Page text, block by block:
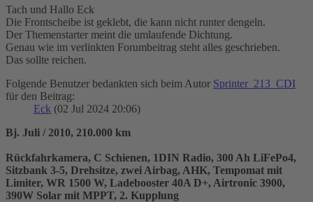
Tach und Hallo Eck
Die Frontscheibe ist geklebt, die kann nicht runter dengeln.
Der Themenstarter meint die umlaufende Dichtung.
Genau wie im verlinkten Forumbeitrag steht alles geschrieben.
Das sollte reichen.
Folgende Benutzer bedankten sich beim Autor Sprinter_213_CDI
für den Beitrag:
Eck (02 Jul 2024 20:06)
Bj. Juli / 2010, 210.000 km
Rückfahrkamera, C Schienen, 1DIN Radio, 300 Ah LiFePo4,
Sitzbank 3-5, Drehsitze, zwei Airbag, AHK, Tempomat mit
Limiter, WR 1500 W, Ladebooster 40A D+, Airtronic 3900,
390W Solar mit MPPT, 2. Kupplung